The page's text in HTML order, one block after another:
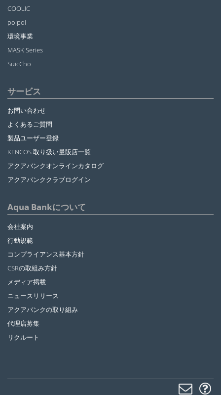
COOLIC
poipoi
環境事業
MASK Series
SuicCho
サービス
お問い合わせ
よくあるご質問
製品ユーザー登録
KENCOS 取り扱い量販店一覧
アクアバンクオンラインカタログ
アクアバンククラブログイン
Aqua Bankについて
会社案内
行動規範
コンプライアンス基本方針
CSRの取組み方針
メディア掲載
ニュースリリース
アクアバンクの取り組み
代理店募集
リクルート